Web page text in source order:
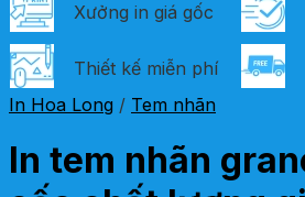
Xưởng in giá gốc
Thiết kế miễn phí
In Hoa Long / Tem nhãn
In tem nhãn